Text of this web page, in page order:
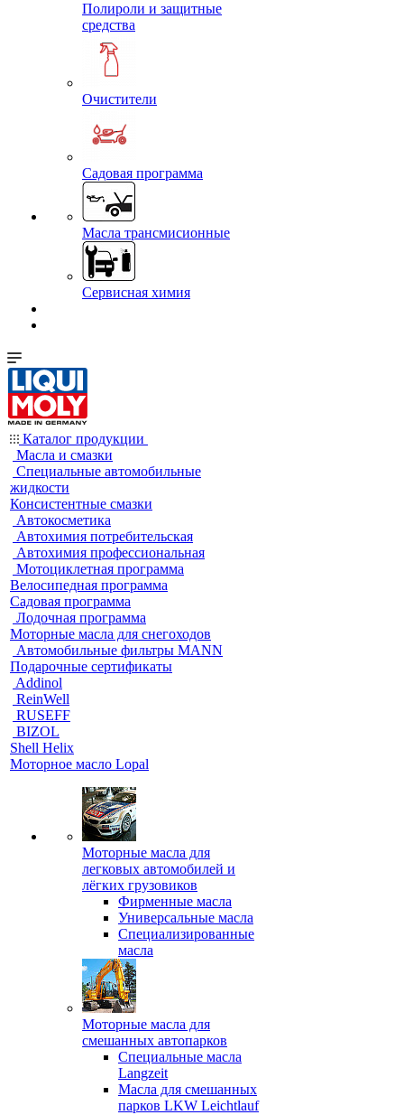
Полироли и защитные
средства
Очистители
Садовая программа
Масла трансмисионные
Сервисная химия
Каталог продукции
Масла и смазки
Специальные автомобильные
жидкости
Консистентные смазки
Автокосметика
Автохимия потребительская
Автохимия профессиональная
Мотоциклетная программа
Велосипедная программа
Садовая программа
Лодочная программа
Моторные масла для снегоходов
Автомобильные фильтры MANN
Подарочные сертификаты
Addinol
ReinWell
RUSEFF
BIZOL
Shell Helix
Моторное масло Lopal
Моторные масла для
легковых автомобилей и
лёгких грузовиков
Фирменные масла
Универсальные масла
Специализированные
масла
Моторные масла для
смешанных автопарков
Специальные масла
Langzeit
Масла для смешанных
парков LKW Leichtlauf